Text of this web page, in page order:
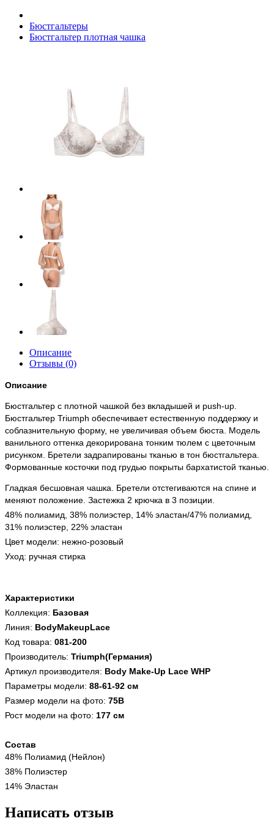
Бюстгальтеры
Бюстгальтер плотная чашка
Описание
Отзывы (0)
Описание
Бюстгальтер с плотной чашкой без вкладышей и push-up.
Бюстгальтер Triumph обеспечивает естественную поддержку и
соблазнительную форму, не увеличивая объем бюста. Модель
ванильного оттенка декорирована тонким тюлем с цветочным
рисунком. Бретели задрапированы тканью в тон бюстгальтера.
Формованные косточки под грудью покрыты бархатистой тканью.
Гладкая бесшовная чашка. Бретели отстегиваются на спине и
меняют положение. Застежка 2 крючка в 3 позиции.
48% полиамид, 38% полиэстер, 14% эластан/47% полиамид,
31% полиэстер, 22% эластан
Цвет модели: нежно-розовый
Уход: ручная стирка
Характеристики
Коллекция: Базовая
Линия: BodyMakeupLace
Код товара: 081-200
Производитель: Triumph(Германия)
Артикул производителя: Body Make-Up Lace WHP
Параметры модели: 88-61-92 см
Размер модели на фото: 75B
Рост модели на фото: 177 см
Состав
48% Полиамид (Нейлон)
38% Полиэстер
14% Эластан
Написать отзыв